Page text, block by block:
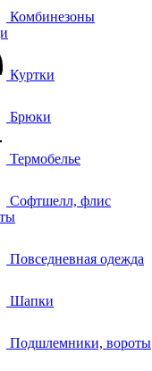
Комбинезоны
Куртки
Брюки
Термобелье
Софтшелл, флис
Повседневная одежда
Шапки
Подшлемники, вороты